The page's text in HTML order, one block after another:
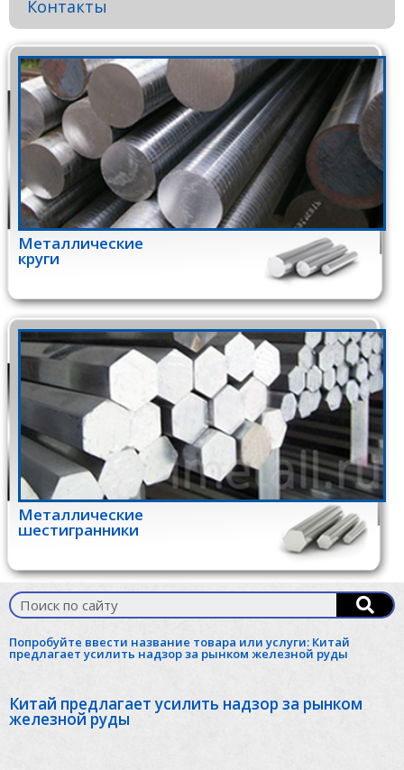
Контакты
Металлические
круги
Металлические
шестигранники
Попробуйте ввести название товара или услуги: Китай
предлагает усилить надзор за рынком железной руды
Китай предлагает усилить надзор за рынком
железной руды